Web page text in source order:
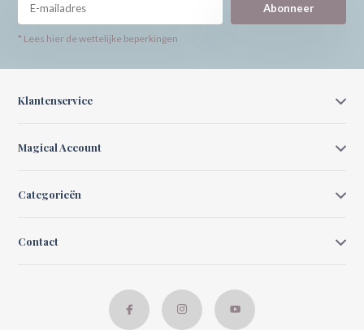
Abonneer
* Lees hier de wettelijke beperkingen
Klantenservice
Magical Account
Categorieën
Contact